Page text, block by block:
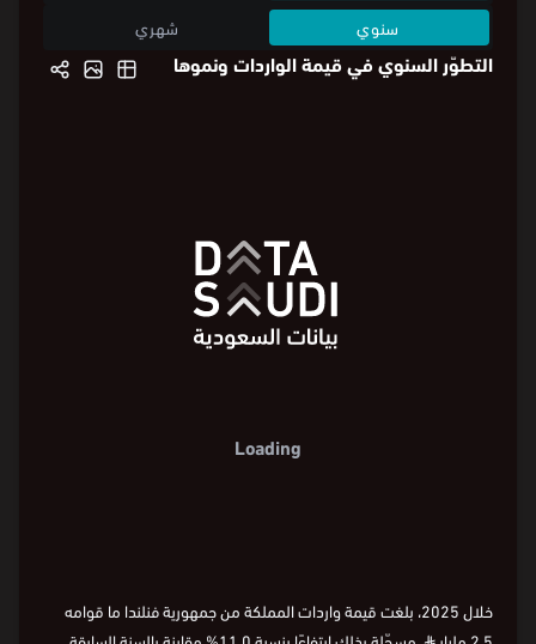
سنوي
شهري
التطوّر السنوي في قيمة الواردات ونموها
Loading
خلال 2025، بلغت قيمة واردات المملكة من جمهورية فنلندا ما قوامه